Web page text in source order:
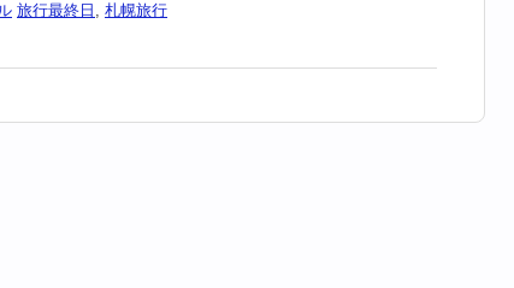
旅行最終日 , 札幌旅行